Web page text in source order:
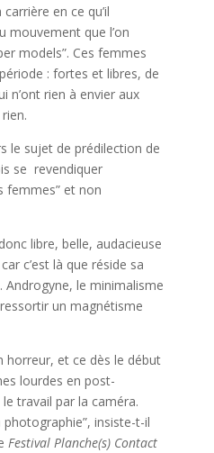
en ce qu’il
mouvement que l’on
models”. Ces femmes
: fortes et libres, de
n’ont rien à envier aux
le sujet de prédilection de
se revendiquer
femmes” et non
libre, belle, audacieuse
c’est là que réside sa
le minimalisme
un magnétisme
horreur, et ce dès le début
lourdes en post-
travail par la caméra.
photographie”, insiste-t-il
Festival Planche(s) Contact